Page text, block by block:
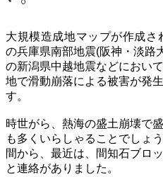
大規模造成地マップが作成
の兵庫県南部地震(阪神・淡路
の新潟県中越地震などにおい
地で滑動崩落による被害が発
す。
時世がら、熱海の盛土崩壊で
も多くいらしゃることでしょ
間から、最近は、間知石ブロ
と連絡がありました。